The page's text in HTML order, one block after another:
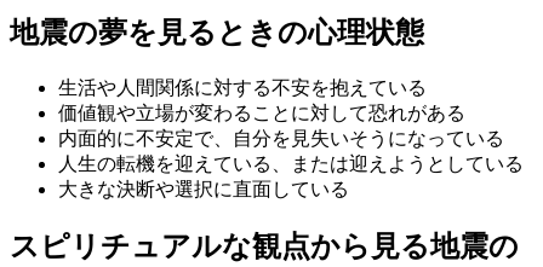
地震の夢を見るときの心理状態
生活や人間関係に対する不安を抱えている
価値観や立場が変わることに対して恐れがある
内面的に不安定で、自分を見失いそうになっている
人生の転機を迎えている、または迎えようとしている
大きな決断や選択に直面している
スピリチュアルな観点から見る地震の